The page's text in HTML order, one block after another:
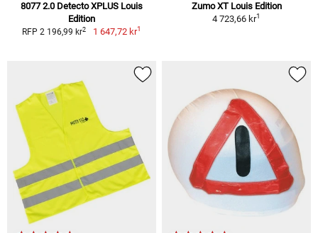
8077 2.0 Detecto XPLUS Louis
Edition
RFP 2 196,99 kr2 1 647,72 kr1
Zumo XT Louis Edition
4 723,66 kr1